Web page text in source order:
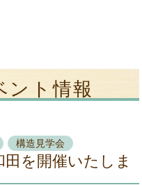
ント情報
構造見学会
を開催いたしま